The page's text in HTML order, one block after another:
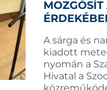
A sárga és
kiadott
nyomán a
Hivatal a